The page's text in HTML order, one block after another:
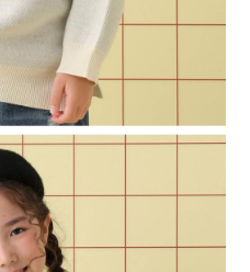
者引起之損失，本公司不負相關責
據個別帳號之用戶狀況，依本公司即
度不足之情形，本公司將視審查結果
資訊註冊。若發現惡意使用之情形，
戶之使用額度並採取法律行動。